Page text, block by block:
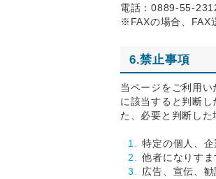
電話：0889-55-
※FAXの場合、FAX
6.禁止事項
当ページをご利用
に該当すると判断
た、必要と判断し
特定の個人、
他者になりす
広告、宣伝、